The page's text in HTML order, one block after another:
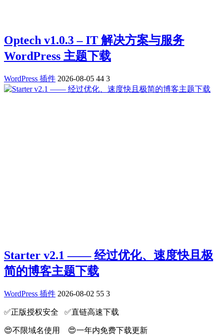
Optech v1.0.3 – IT 解决方案与服务
WordPress 主题下载
WordPress 插件 2026-08-05 44 3
Starter v2.1 —— 经过优化、速度快且极
简的博客主题下载
WordPress 插件 2026-08-02 55 3
✅️正版授权安全 ✅️直链高速下载
😍不限域名使用 😍一年内免费下载更新